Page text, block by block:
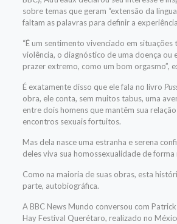
sobre temas que geram “extensão da
faltam as palavras para definir a
“É um sentimento vivenciado em situações
violência, o diagnóstico de uma doença ou
prazer extremo, como um bom orgasmo”,
É exatamente disso que ele fala no livro
obra, ele conta, sem muitos tabus, uma
entre dois homens que mantêm sua
encontros sexuais fortuitos.
Mas dela nasce uma estranha e serena
deles viva sua homossexualidade de forma
Como na maioria de suas obras, esta
parte, autobiográfica.
A BBC News Mundo conversou com
Hay Festival Querétaro, realizado no